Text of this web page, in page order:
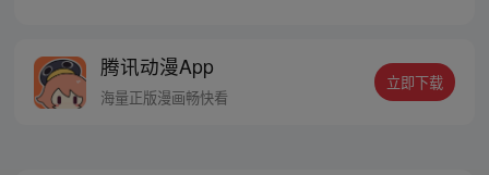
路！每周三，周日更新！
腾讯动漫App
海量正版漫画畅快看
立即下载